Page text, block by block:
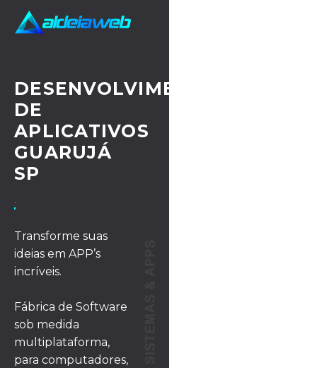
DESENVOLVIMENTO
DE
APLICATIVOS
GUARUJÁ
SP
· UX/UI DESIGN
Transforme suas
ideias em APP’s
incríveis.
Fábrica de Software
sob medida
multiplataforma,
para computadores,